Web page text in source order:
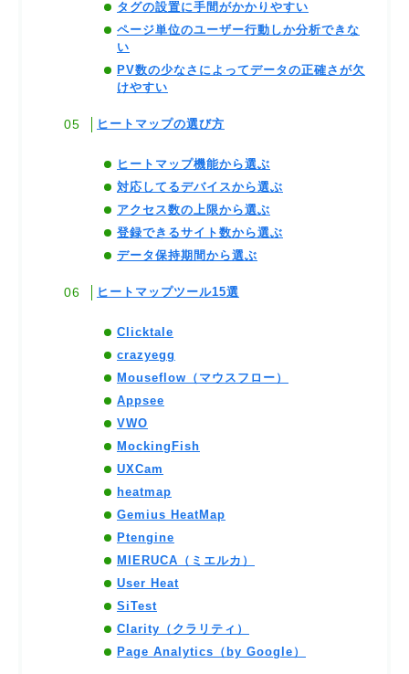
タグの設置に手間がかかりやすい
ページ単位のユーザー行動しか分析できな
い
PV数の少なさによってデータの正確さが欠
けやすい
ヒートマップの選び方
ヒートマップ機能から選ぶ
対応してるデバイスから選ぶ
アクセス数の上限から選ぶ
登録できるサイト数から選ぶ
データ保持期間から選ぶ
ヒートマップツール15選
Clicktale
crazyegg
Mouseflow（マウスフロー）
Appsee
VWO
MockingFish
UXCam
heatmap
Gemius HeatMap
Ptengine
MIERUCA（ミエルカ）
User Heat
SiTest
Clarity（クラリティ）
Page Analytics（by Google）